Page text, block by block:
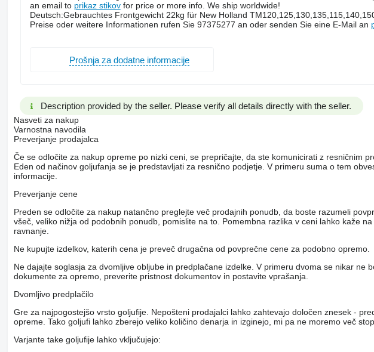
an email to prikaz stikovfor price or more info. We ship worldwide!
Deutsch:Gebrauchtes Frontgewicht 22kg für New Holland
Preise oder weitere Informationen rufen Sie 97375277 an oder senden Sie eine E-Mail an
Prošnja za dodatne informacije
Description provided by the seller. Please verify all details directly with the seller.
Nasveti za nakup
Varnostna navodila
Preverjanje prodajalca
Če se odločite za nakup opreme po nizki ceni, se prepričajte, da ste komunicirati z resničnim
Eden od načinov goljufanja se je predstavljati za resnično podjetje. V primeru suma o tem
informacije.
Preverjanje cene
Preden se odločite za nakup natančno preglejte več prodajnih ponudb, da boste razumeli
všeč, veliko nižja od podobnih ponudb, pomislite na to. Pomembna razlika v ceni lahko kaže
ravnanje.
Ne kupujte izdelkov, katerih cena je preveč drugačna od povprečne cene za podobno opremo.
Ne dajajte soglasja za dvomljive obljube in predplačane izdelke. V primeru dvoma se nikar ne
dokumente za opremo, preverite pristnost dokumentov in postavite vprašanja.
Dvomljivo predplačilo
Gre za najpogostejšo vrsto goljufije. Nepošteni prodajalci lahko zahtevajo določen znesek -
opreme. Tako goljufi lahko zberejo veliko količino denarja in izginejo, mi pa ne moremo več
Varjante take goljufije lahko vključujejo: